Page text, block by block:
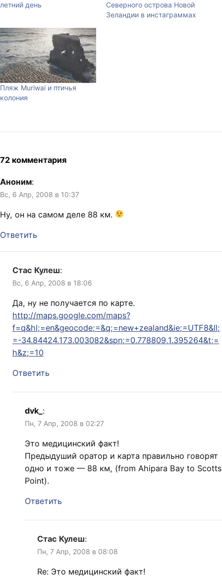
летний день
Северного острова Новой
Зеландии в инстаграммах
Пляж Muriwai и птичья
колония
72 комментария
Аноним:
Вс, 6 Апр, 2008 в 10:37
Ну, он на самом деле 88 км.
Ответить
Стас Кулеш:
Вс, 6 Апр, 2008 в 18:06
Да, ну не получается по карте.
http://maps.google.com/maps?
f=q&hl;=en&geocode;=&q;=new+zealand&ie;=UTF8&ll;
=-34.84424,173.003082&spn;=0.778809,1.395264&t;=
h&z;=10
Ответить
dvk_ :
Пн, 7 Апр, 2008 в 02:27
Этo медицинский факт!
Предыдуший оратор и карта правильно говорят
одно и тоже — 88 км, (from Ahipara Bay to Scotts
Point).
Ответить
Стас Кулеш:
Пн, 7 Апр, 2008 в 08:08
Re: Этo медицинский факт!